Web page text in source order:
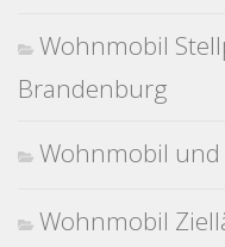
Wohnmobil
Brandenburg
Wohnmobil und
Wohnmobil